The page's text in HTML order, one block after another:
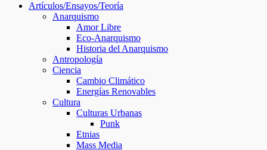
Artículos/Ensayos/Teoría
Anarquismo
Amor Libre
Eco-Anarquismo
Historia del Anarquismo
Antropología
Ciencia
Cambio Climático
Energías Renovables
Cultura
Culturas Urbanas
Punk
Etnias
Mass Media